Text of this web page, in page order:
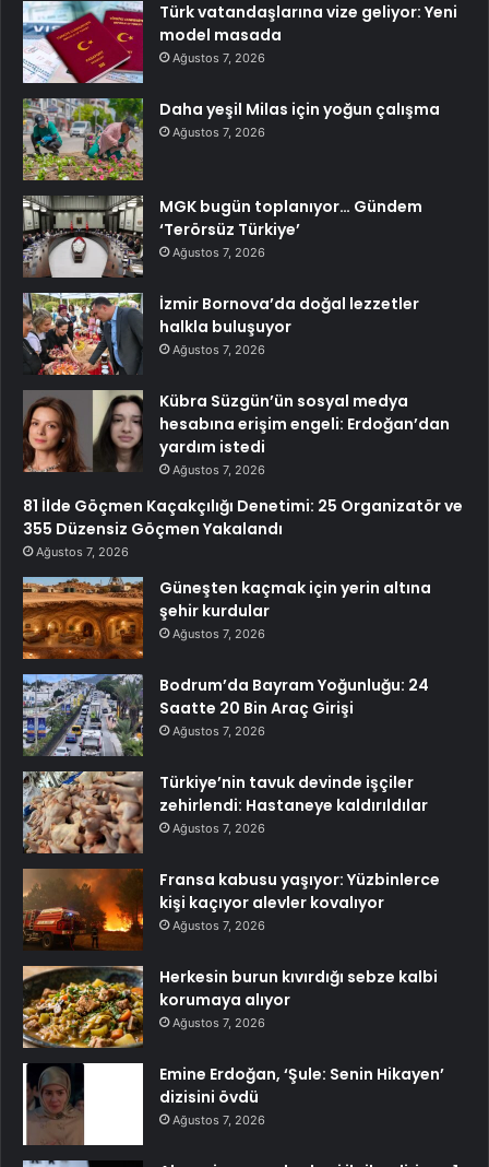
Türk vatandaşlarına vize geliyor: Yeni
model masada
Ağustos 7, 2026
Daha yeşil Milas için yoğun çalışma
Ağustos 7, 2026
MGK bugün toplanıyor… Gündem
‘Terörsüz Türkiye’
Ağustos 7, 2026
İzmir Bornova’da doğal lezzetler
halkla buluşuyor
Ağustos 7, 2026
Kübra Süzgün’ün sosyal medya
hesabına erişim engeli: Erdoğan’dan
yardım istedi
Ağustos 7, 2026
81 İlde Göçmen Kaçakçılığı Denetimi: 25 Organizatör ve
355 Düzensiz Göçmen Yakalandı
Ağustos 7, 2026
Güneşten kaçmak için yerin altına
şehir kurdular
Ağustos 7, 2026
Bodrum’da Bayram Yoğunluğu: 24
Saatte 20 Bin Araç Girişi
Ağustos 7, 2026
Türkiye’nin tavuk devinde işçiler
zehirlendi: Hastaneye kaldırıldılar
Ağustos 7, 2026
Fransa kabusu yaşıyor: Yüzbinlerce
kişi kaçıyor alevler kovalıyor
Ağustos 7, 2026
Herkesin burun kıvırdığı sebze kalbi
korumaya alıyor
Ağustos 7, 2026
Emine Erdoğan, ‘Şule: Senin Hikayen’
dizisini övdü
Ağustos 7, 2026